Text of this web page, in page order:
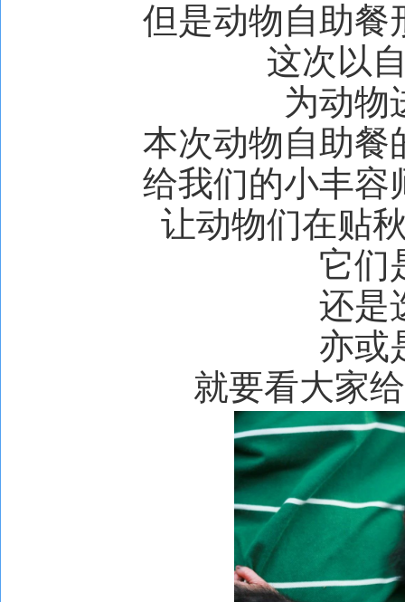
但是动物自助餐
这次以
为动物
本次动物自助餐
给我们的小丰容
让动物们在贴
它们
还是
亦或
就要看大家